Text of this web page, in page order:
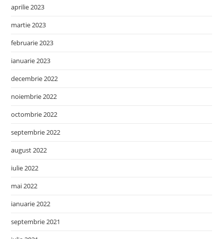
aprilie 2023
martie 2023
februarie 2023
ianuarie 2023
decembrie 2022
noiembrie 2022
octombrie 2022
septembrie 2022
august 2022
iulie 2022
mai 2022
ianuarie 2022
septembrie 2021